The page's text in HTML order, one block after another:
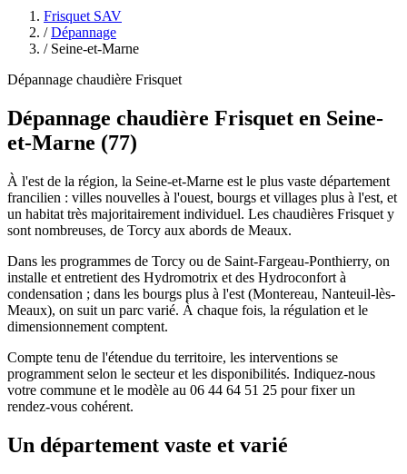
Frisquet SAV
/ Dépannage
/ Seine-et-Marne
Dépannage chaudière Frisquet
Dépannage chaudière Frisquet en Seine-
et-Marne (77)
À l'est de la région, la Seine-et-Marne est le plus vaste département
francilien : villes nouvelles à l'ouest, bourgs et villages plus à l'est, et
un habitat très majoritairement individuel. Les chaudières Frisquet y
sont nombreuses, de Torcy aux abords de Meaux.
Dans les programmes de Torcy ou de Saint-Fargeau-Ponthierry, on
installe et entretient des Hydromotrix et des Hydroconfort à
condensation ; dans les bourgs plus à l'est (Montereau, Nanteuil-lès-
Meaux), on suit un parc varié. À chaque fois, la régulation et le
dimensionnement comptent.
Compte tenu de l'étendue du territoire, les interventions se
programment selon le secteur et les disponibilités. Indiquez-nous
votre commune et le modèle au 06 44 64 51 25 pour fixer un
rendez-vous cohérent.
Un département vaste et varié